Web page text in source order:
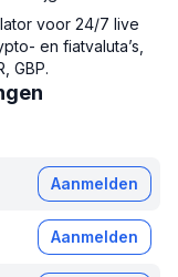
voor 24/7 live
en fiatvaluta’s,
GBP.
Aanmelden
Aanmelden